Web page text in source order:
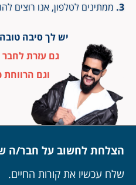
ממתינים לטלפון, אנו רוצים
יש לך סיבה
גם עזרת לחבר
וגם הרווחת
הצלחת לחשוב על חבר/ה
שלח עכשיו את קורות החיים.